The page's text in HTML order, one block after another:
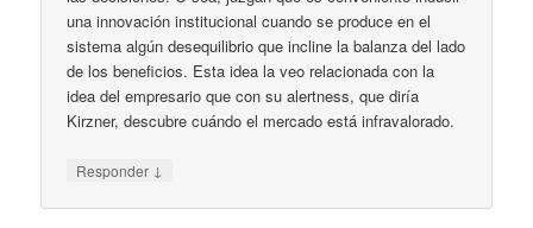
una innovación institucional cuando se produce en el
sistema algún desequilibrio que incline la balanza del lado
de los beneficios. Esta idea la veo relacionada con la
idea del empresario que con su alertness, que diría
Kirzner, descubre cuándo el mercado está infravalorado.
Responder ↓